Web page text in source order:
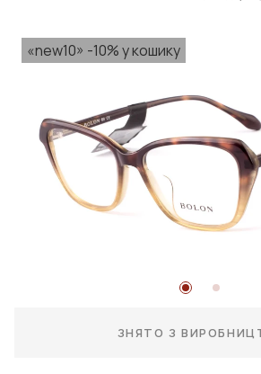
«new10» -10% у кошику
ЗНЯТО З